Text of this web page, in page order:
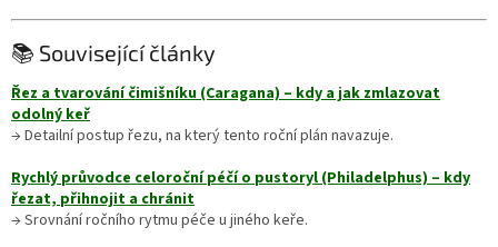
📚 Související články
Řez a tvarování čimišníku (Caragana) – kdy a jak zmlazovat
odolný keř
→ Detailní postup řezu, na který tento roční plán navazuje.
Rychlý průvodce celoroční péčí o pustoryl (Philadelphus) – kdy
řezat, přihnojit a chránit
→ Srovnání ročního rytmu péče u jiného keře.